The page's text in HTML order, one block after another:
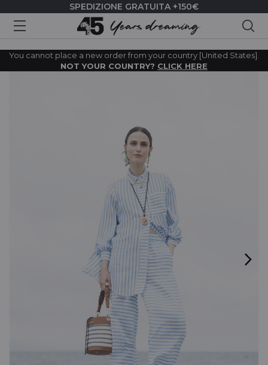
SPEDIZIONE GRATUITA +150€
You cannot place a new order from your country [United States].
NOT YOUR COUNTRY? CLICK HERE